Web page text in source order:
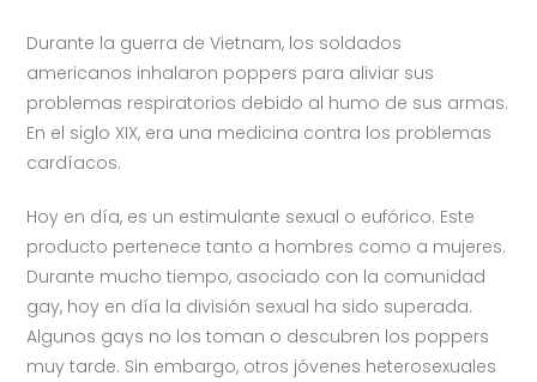
Durante la guerra de Vietnam, los soldados
americanos inhalaron poppers para aliviar sus
problemas respiratorios debido al humo de sus armas.
En el siglo XIX, era una medicina contra los problemas
cardíacos.
Hoy en día, es un estimulante sexual o eufórico. Este
producto pertenece tanto a hombres como a mujeres.
Durante mucho tiempo, asociado con la comunidad
gay, hoy en día la división sexual ha sido superada.
Algunos gays no los toman o descubren los poppers
muy tarde. Sin embargo, otros jóvenes heterosexuales